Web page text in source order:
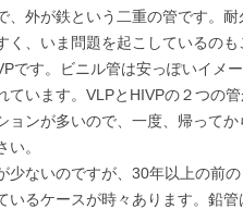
、外が鉄という二重の管です。
く、いま問題を起こしているの
です。ビニル管は安っぽいイメ
ています。VLPとHIVPの２つの
ョンが多いので、一度、帰って
。
ないのですが、30年以上の前
いるケースが時々あります。鉛